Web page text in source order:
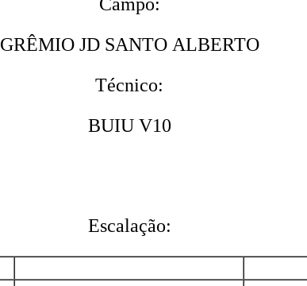
GRÊMIO JD SANTO ALBERTO
Técnico:
BUIU V10
Escalação: